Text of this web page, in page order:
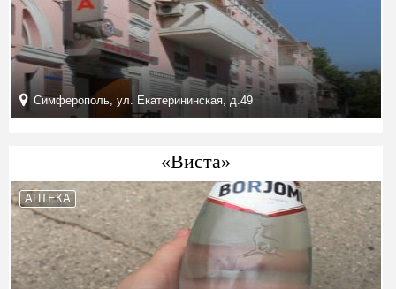
Симферополь, ул. Екатерининская, д.49
«Виста»
АПТЕКА